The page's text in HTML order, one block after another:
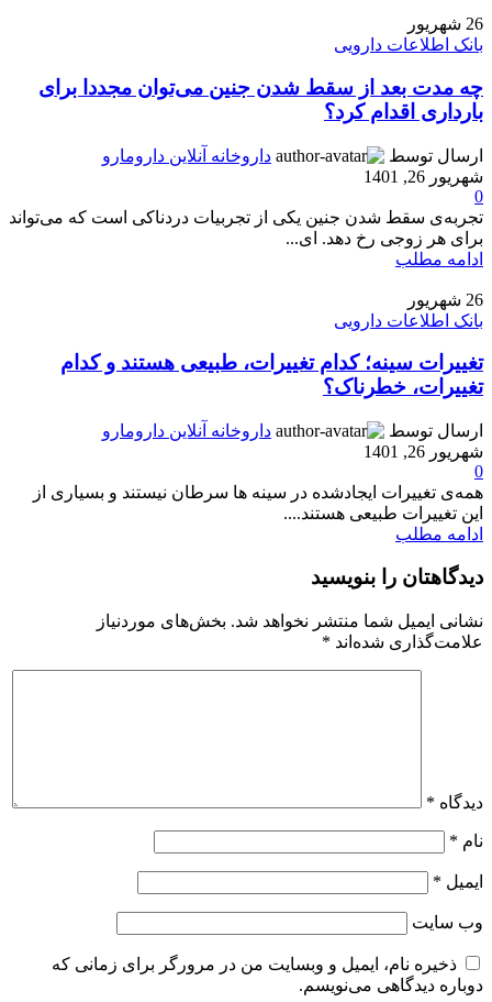
26 شهریور
بانک اطلاعات دارویی
چه مدت بعد از سقط شدن جنین می‌توان مجددا برای
بارداری اقدام کرد؟
ارسال توسط
داروخانه آنلاین دارومارو
شهریور 26, 1401
0
تجربه‌ی سقط شدن جنین یکی از تجربیات دردناکی است که می‌تواند
برای هر زوجی رخ دهد. ای...
ادامه مطلب
26 شهریور
بانک اطلاعات دارویی
تغییرات سینه؛ کدام تغییرات، طبیعی هستند و کدام
تغییرات، خطرناک؟
ارسال توسط
داروخانه آنلاین دارومارو
شهریور 26, 1401
0
همه‌ی تغییرات ایجادشده در سینه ها سرطان نیستند و بسیاری از
این تغییرات طبیعی هستند....
ادامه مطلب
دیدگاهتان را بنویسید
نشانی ایمیل شما منتشر نخواهد شد. بخش‌های موردنیاز
علامت‌گذاری شده‌اند *
دیدگاه *
نام *
ایمیل *
وب‌ سایت
ذخیره نام، ایمیل و وبسایت من در مرورگر برای زمانی که
دوباره دیدگاهی می‌نویسم.